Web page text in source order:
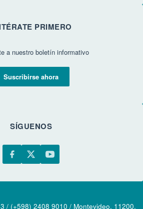
PRIMERO
a nuestro boletín informativo
Suscribirse ahora
SÍGUENOS
/ (+598) 2408 9010 / Montevideo, 11200,